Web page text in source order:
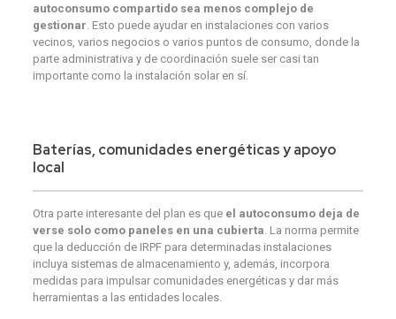
autoconsumo compartido sea menos complejo de
gestionar . Esto puede ayudar en instalaciones con varios
vecinos, varios negocios o varios puntos de consumo, donde la
parte administrativa y de coordinación suele ser casi tan
importante como la instalación solar en sí.
Baterías, comunidades energéticas y apoyo
local
Otra parte interesante del plan es que el autoconsumo deja de
verse solo como paneles en una cubierta . La norma permite
que la deducción de IRPF para determinadas instalaciones
incluya sistemas de almacenamiento y, además, incorpora
medidas para impulsar comunidades energéticas y dar más
herramientas a las entidades locales.